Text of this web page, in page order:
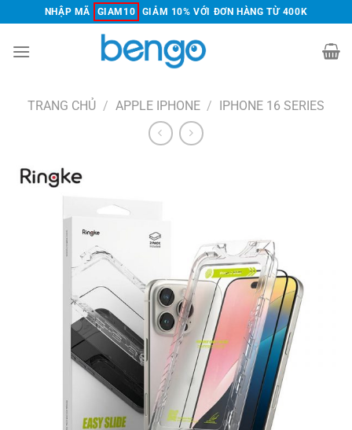
đến
nội
NHẬP MÃ GIAM10 GIẢM 10% VỚI ĐƠN HÀNG TỪ 400K
TRANG CHỦ / APPLE IPHONE / IPHONE 16 SERIES